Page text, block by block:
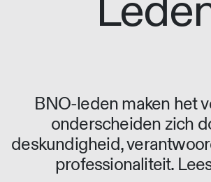
BNO-leden maken het
onderscheiden zich
deskundigheid,
professionaliteit.